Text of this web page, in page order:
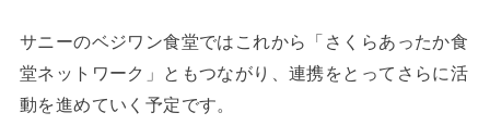
サニーのベジワン食堂ではこれから「さくらあったか食
堂ネットワーク」ともつながり、連携をとってさらに活
動を進めていく予定です。